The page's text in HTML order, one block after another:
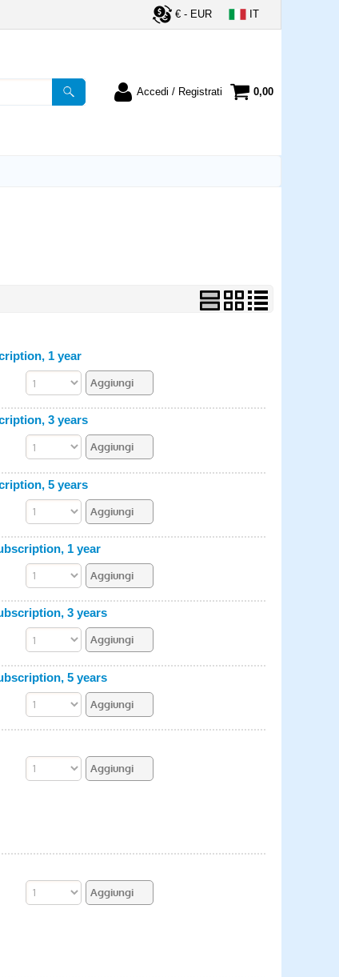
€ - EUR IT
Accedi / Registrati
e poi
"Accedi"
0,00
1 year
3 years
5 years
1 year
3 years
5 years